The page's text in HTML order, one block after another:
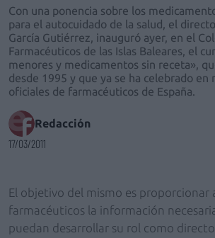
Con una ponencia sobre los
para el autocuidado de la salud, el
García Gutiérrez, inauguró ayer, en el
Farmacéuticos de las Islas Baleares, el
menores y medicamentos sin receta»,
desde 1995 y que ya se ha celebrado en
oficiales de farmacéuticos de España.
Redacción
17/03/2011
El objetivo del mismo es proporcionar
farmacéuticos la información
puedan desarrollar su rol como